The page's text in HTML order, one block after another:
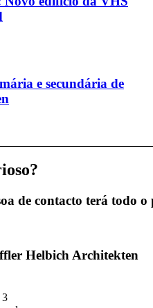
e secundária de
de contacto terá todo
Helbich Architekten
3